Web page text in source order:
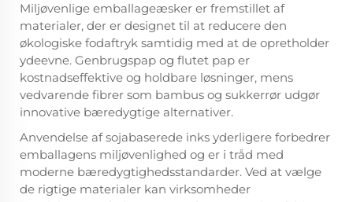
Miljøvenlige emballageæsker er fremstillet af
materialer, der er designet til at reducere den
økologiske fodaftryk samtidig med at de opretholder
ydeevne. Genbrugspap og flutet pap er
kostnadseffektive og holdbare løsninger, mens
vedvarende fibrer som bambus og sukkerrør udgør
innovative bæredygtige alternativer.
Anvendelse af sojabaserede inks yderligere forbedrer
emballagens miljøvenlighed og er i tråd med
moderne bæredygtighedsstandarder. Ved at vælge
de rigtige materialer kan virksomheder